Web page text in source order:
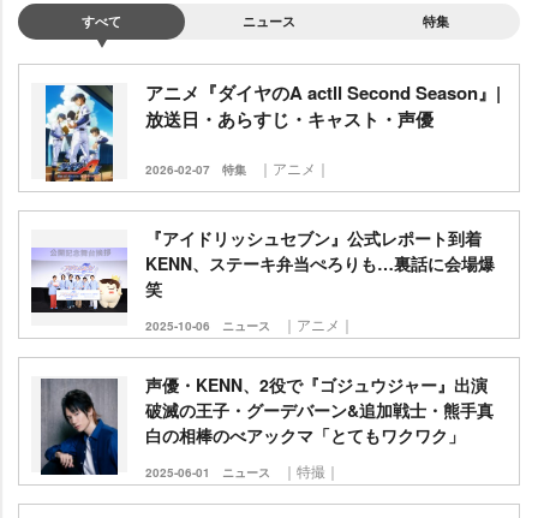
すべて ニュース 特集
アニメ『ダイヤのA actⅡ Second Season』|
放送日・あらすじ・キャスト・声優
2026-02-07 特集 ｜アニメ｜
『アイドリッシュセブン』公式レポート到着
KENN、ステーキ弁当ぺろりも…裏話に会場爆
笑
2025-10-06 ニュース ｜アニメ｜
声優・KENN、2役で『ゴジュウジャー』出演
破滅の王子・グーデバーン&追加戦士・熊手真
白の相棒のべアックマ「とてもワクワク」
2025-06-01 ニュース ｜特撮｜